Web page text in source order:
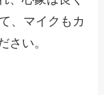
、マイクもカ
さい。